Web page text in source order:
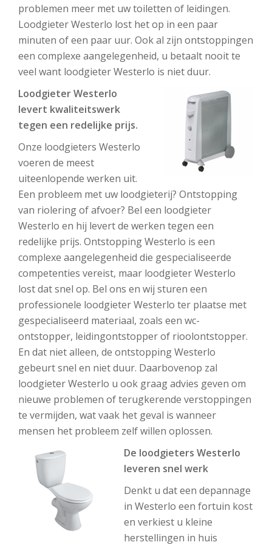
problemen meer met uw toiletten of leidingen.
Loodgieter Westerlo lost het op in een paar
minuten of een paar uur. Ook al zijn ontstoppingen
een complexe aangelegenheid, u betaalt nooit te
veel want loodgieter Westerlo is niet duur.
Loodgieter Westerlo
levert kwaliteitswerk
tegen een redelijke prijs.
Onze loodgieters Westerlo
voeren de meest
uiteenlopende werken uit.
Een probleem met uw loodgieterij? Ontstopping
van riolering of afvoer? Bel een loodgieter
Westerlo en hij levert de werken tegen een
redelijke prijs. Ontstopping Westerlo is een
complexe aangelegenheid die gespecialiseerde
competenties vereist, maar loodgieter Westerlo
lost dat snel op. Bel ons en wij sturen een
professionele loodgieter Westerlo ter plaatse met
gespecialiseerd materiaal, zoals een wc-
ontstopper, leidingontstopper of rioolontstopper.
En dat niet alleen, de ontstopping Westerlo
gebeurt snel en niet duur. Daarbovenop zal
loodgieter Westerlo u ook graag advies geven om
nieuwe problemen of terugkerende verstoppingen
te vermijden, wat vaak het geval is wanneer
mensen het probleem zelf willen oplossen.
De loodgieters Westerlo
leveren snel werk
Denkt u dat een depannage
in Westerlo een fortuin kost
en verkiest u kleine
herstellingen in huis